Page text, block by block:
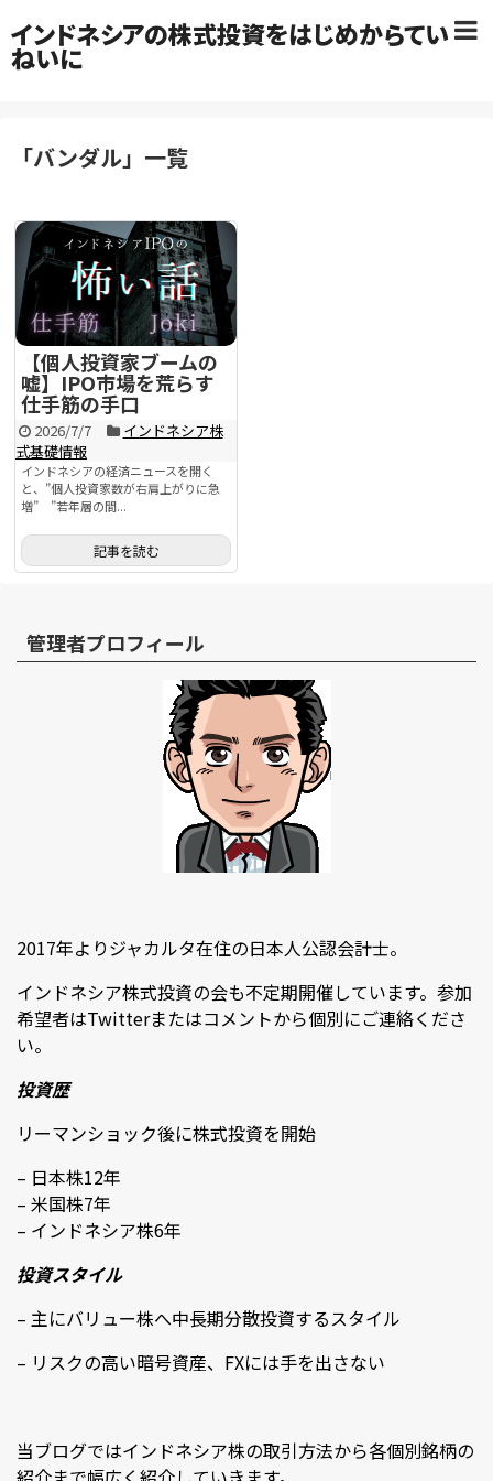
インドネシアの株式投資をはじめからてい
ねいに
「バンダル」 一覧
【個人投資家ブームの
嘘】IPO市場を荒らす
仕手筋の手口
2026/7/7
インドネシア株
式基礎情報
インドネシアの経済ニュースを開く
と、”個人投資家数が右肩上がりに急
増” ”若年層の間...
記事を読む
管理者プロフィール
2017年よりジャカルタ在住の日本人公認会計士。
インドネシア株式投資の会も不定期開催しています。参加
希望者はTwitterまたはコメントから個別にご連絡くださ
い。
投資歴
リーマンショック後に株式投資を開始
– 日本株12年
– 米国株7年
– インドネシア株6年
投資スタイル
– 主にバリュー株へ中長期分散投資するスタイル
– リスクの高い暗号資産、FXには手を出さない
当ブログではインドネシア株の取引方法から各個別銘柄の